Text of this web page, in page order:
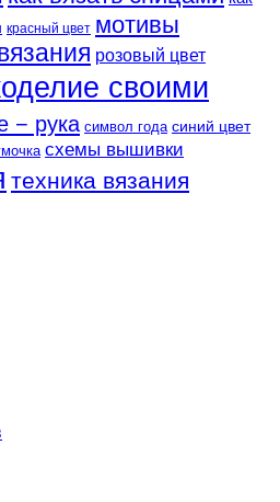
красный цвет мотивы
розовый цвет
своими
− рука символ года синий цвет
схемы вышивки
техника вязания